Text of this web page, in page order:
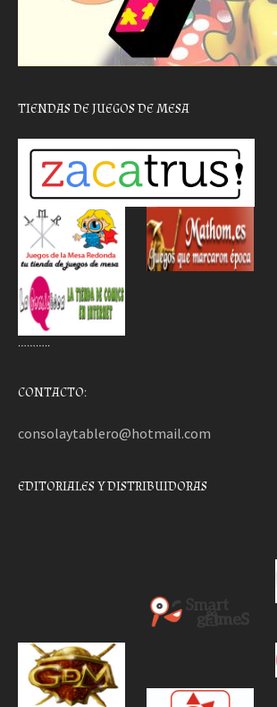
TIENDAS DE JUEGOS DE MESA
………..
CONTACTO:
consolaytablero@hotmail.com
EDITORIALES Y DISTRIBUIDORAS